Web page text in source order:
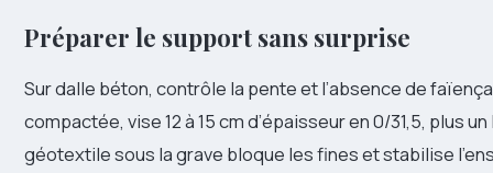
Préparer le support sans surprise
Sur dalle béton, contrôle la pente et l’absence de
compactée, vise 12 à 15 cm d’épaisseur en 0/31,5, plus
géotextile sous la grave bloque les fines et stabilise